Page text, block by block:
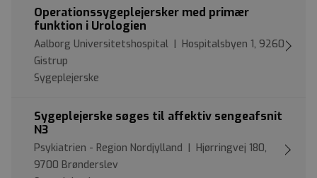
Operationssygeplejersker med primær
funktion i Urologien
Aalborg Universitetshospital | Hospitalsbyen 1, 9260
Gistrup
Sygeplejerske
Sygeplejerske søges til affektiv sengeafsnit
N3
Psykiatrien - Region Nordjylland | Hjørringvej 180,
9700 Brønderslev